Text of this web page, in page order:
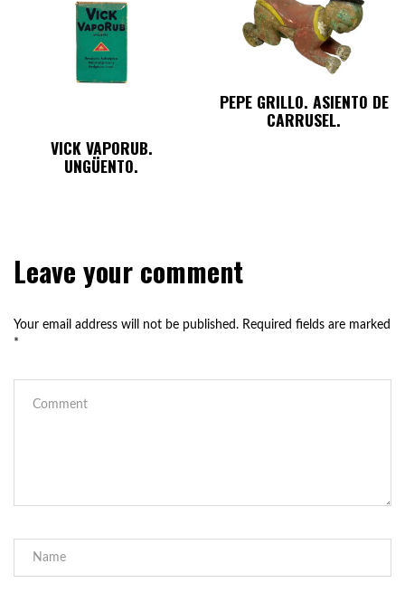
VICK VAPORUB.
UNGÜENTO.
PEPE GRILLO. ASIENTO DE
CARRUSEL.
Leave your comment
Your email address will not be published. Required fields are marked
*